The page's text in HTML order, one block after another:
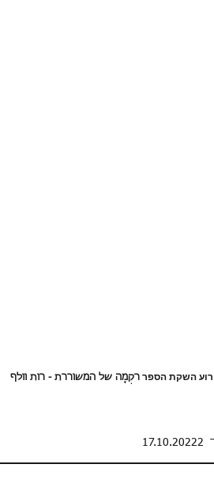
השקת הספר רִקְמָה של המשוררת - רות וולף
17.10.20222